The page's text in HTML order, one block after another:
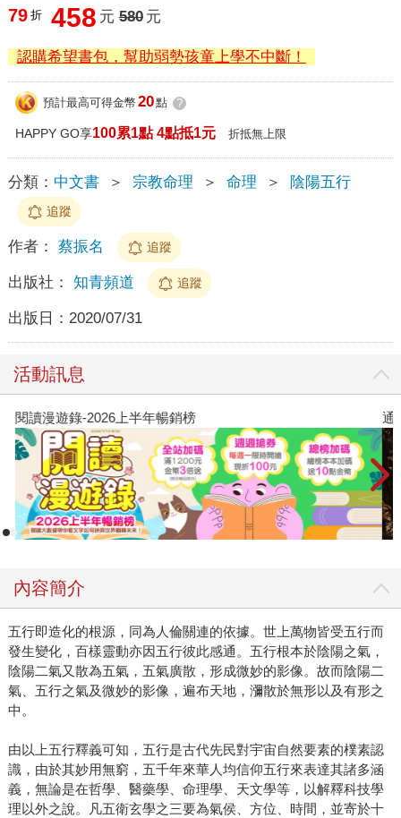
79 折 458 元 580 元
認購希望書包，幫助弱勢孩童上學不中斷！
預計最高可得金幣 20點 ?
HAPPY GO享100累1點 4點抵1元 折抵無上限
分類： 中文書 ＞ 宗教命理 ＞ 命理 ＞ 陰陽五行
追蹤
作者： 蔡振名 追蹤
出版社： 知青頻道 追蹤
出版日： 2020/07/31
活動訊息
閱讀漫遊錄-2026上半年暢銷榜 通
內容簡介
五行即造化的根源，同為人倫關連的依據。世上萬物皆受五行而
發生變化，百樣靈動亦因五行彼此感通。五行根本於陰陽之氣，
陰陽二氣又散為五氣，五氣廣散，形成微妙的影像。故而陰陽二
氣、五行之氣及微妙的影像，遍布天地，瀰散於無形以及有形之
中。
由以上五行釋義可知，五行是古代先民對宇宙自然要素的樸素認
識，由於其妙用無窮，五千年來華人均信仰五行來表達其諸多涵
義，無論是在哲學、醫藥學、命理學、天文學等，以解釋科技學
理以外之說。凡五衛玄學之三要為氣侯、方位、時間，並寄於十